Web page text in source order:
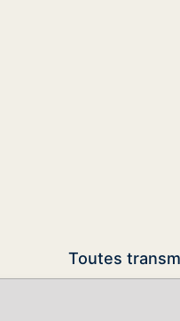
Toutes